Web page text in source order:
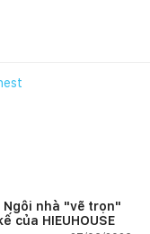
Ngôi nhà "vẽ trọn"
của HIEUHOUSE